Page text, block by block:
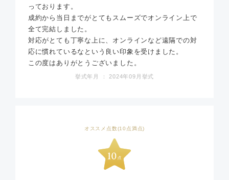
っております。
成約から当日までがとてもスムーズでオンライン上で
全て完結しました。
対応がとても丁寧な上に、オンラインなど遠隔での対
応に慣れているなという良い印象を受けました。
この度はありがとうございました。
挙式年月 ： 2024年09月挙式
オススメ点数(10点満点)